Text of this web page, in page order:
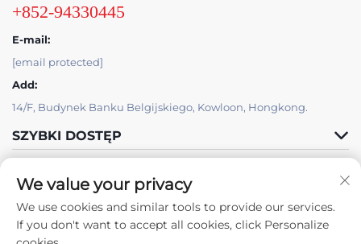
+852-94330445
E-mail:
[email protected]
Add:
14/F, Budynek Banku Belgijskiego, Kowloon, Hongkong.
SZYBKI DOSTĘP
We value your privacy
We use cookies and similar tools to provide our services.
If you don't want to accept all cookies, click Personalize